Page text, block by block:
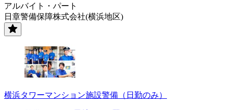
アルバイト・パート
日章警備保障株式会社(横浜地区)
横浜タワーマンション施設警備（日勤のみ）